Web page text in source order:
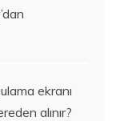
ekranı
alınır?